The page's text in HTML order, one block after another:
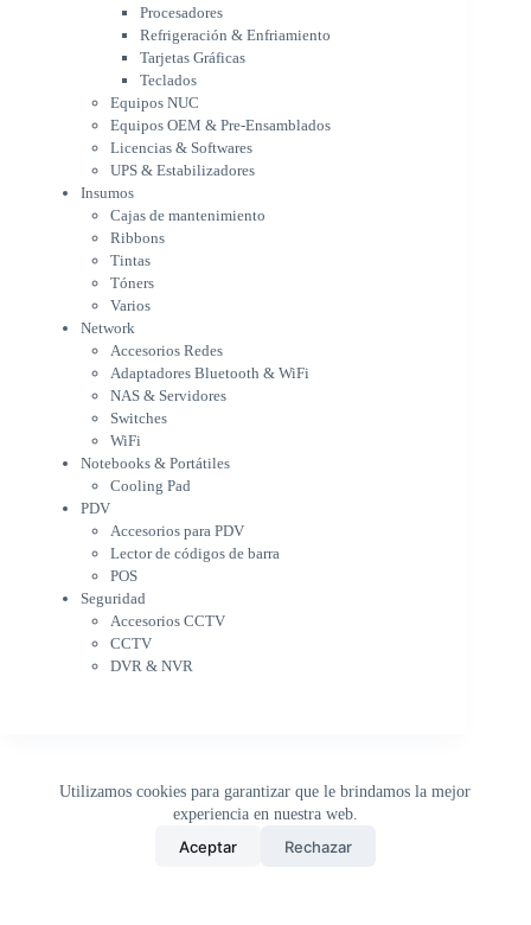
Utilizamos cookies para garantizar que le brindamos la mejor
experiencia en nuestra web.
Aceptar Rechazar
Equipos OEM & Pre-Ensamblados
Licencias & Softwares
UPS & Estabilizadores
Insumos
Cajas de mantenimiento
Ribbons
Tintas
Tóners
Varios
Network
Accesorios Redes
Adaptadores Bluetooth & WiFi
Switches
WiFi
Notebooks & Portátiles
Cargador para notebook
Cooling Pad
PDV
Accesorios para PDV
Lector de códigos de barra
POS
Seguridad
Accesorios CCTV
CCTV
DVR & NVR
Sin categorizar
Procesadores
Refrigeración & Enfriamiento
Tarjetas Gráficas
Teclados
Equipos NUC
Equipos OEM & Pre-Ensamblados
Licencias & Softwares
UPS & Estabilizadores
Insumos
Cajas de mantenimiento
Ribbons
Tintas
Tóners
Varios
Network
Accesorios Redes
Adaptadores Bluetooth & WiFi
NAS & Servidores
Switches
WiFi
Notebooks & Portátiles
Cooling Pad
PDV
Accesorios para PDV
Lector de códigos de barra
POS
Seguridad
Accesorios CCTV
CCTV
DVR & NVR